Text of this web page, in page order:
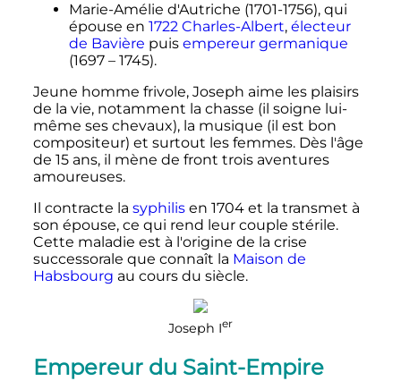
Marie-Amélie d'Autriche (1701-1756), qui
épouse en 1722 Charles-Albert, électeur
de Bavière puis empereur germanique
(1697 – 1745).
Jeune homme frivole, Joseph aime les plaisirs
de la vie, notamment la chasse (il soigne lui-
même ses chevaux), la musique (il est bon
compositeur) et surtout les femmes. Dès l'âge
de 15 ans, il mène de front trois aventures
amoureuses.
Il contracte la syphilisen 1704 et la transmet à
son épouse, ce qui rend leur couple stérile.
Cette maladie est à l'origine de la crise
successorale que connaît la Maison de
Habsbourg au cours du siècle.
Joseph Ier
Empereur du Saint-Empire